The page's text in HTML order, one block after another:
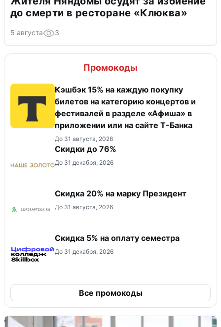
до смерти в ресторане «Клюква»
5 августа 3
Промокоды
Кэшбэк 15% на каждую покупку
билетов на категорию концертов и
фестивалей в разделе «Афиша» в
приложении или на сайте Т-Банка
До 31 августа, 2026
Скидки до 76%
До 31 декабря, 2026
Скидка 20% на марку Президент
До 31 августа, 2026
Скидка 5% на оплату семестра
До 31 декабря, 2026
Все промокоды